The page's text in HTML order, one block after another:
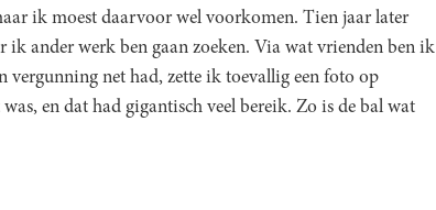
ik moest daarvoor wel voorkomen. Tien jaar later
ik ander werk ben gaan zoeken. Via wat vrienden ben ik
net had, zette ik toevallig een foto op
en dat had gigantisch veel bereik. Zo is de bal wat